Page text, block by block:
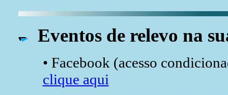
Eventos de relevo na
• Facebook (acesso
clique aqui